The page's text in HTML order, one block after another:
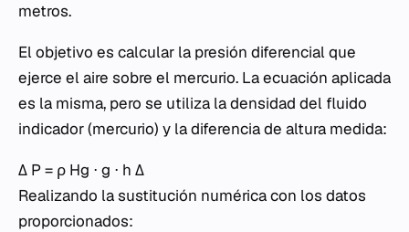
metros.
El objetivo es calcular la presión diferencial que
ejerce el aire sobre el mercurio. La ecuación aplicada
es la misma, pero se utiliza la densidad del fluido
indicador (mercurio) y la diferencia de altura medida:
Δ P = ρ Hg ⋅ g ⋅ h Δ
Realizando la sustitución numérica con los datos
proporcionados: